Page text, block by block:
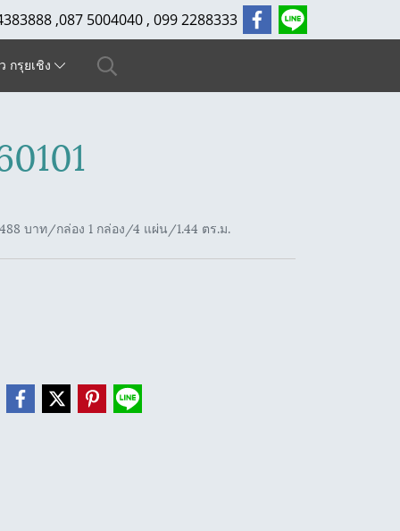
,087 5004040 , 099 2288333
กรุยเชิง
บาท/กล่อง 1 กล่อง/4 แผ่น/1.44 ตร.ม.